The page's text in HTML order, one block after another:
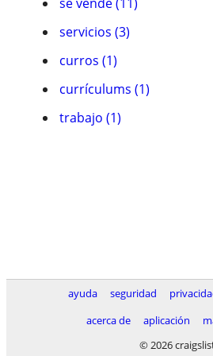
servicios (3)
curros (1)
currículums (1)
trabajo (1)
ayuda seguridad
acerca de
aplicación
© 2026